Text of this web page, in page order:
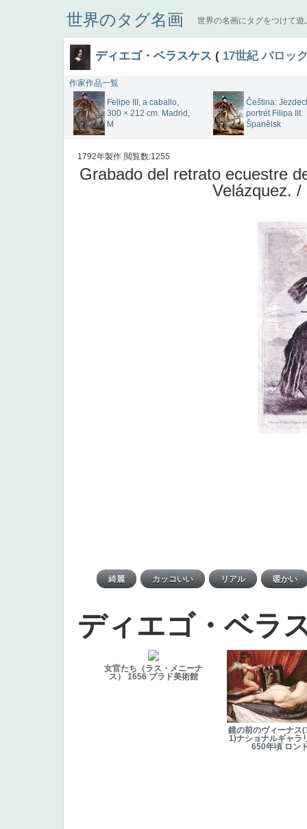
世界のタグ名画 世界の名画にタグをつけて遊
ディエゴ・ベラスケス ( 17世紀 バロッ
作家作品一覧
Felipe III, a caballo,
300 × 212 cm. Madrid,
M
Čeština:
portrét Filipa III.
Španělsk
1792年製作 閲覧数:1255
Grabado del retrato ecuestre
Velázquez. /
ディエゴ・ベラ
女官たち（ラス・メニーナ
ス） 1656 プラド美術館
鏡の前のヴィーナス
1)ナショナルギャ
650年頃 ロン